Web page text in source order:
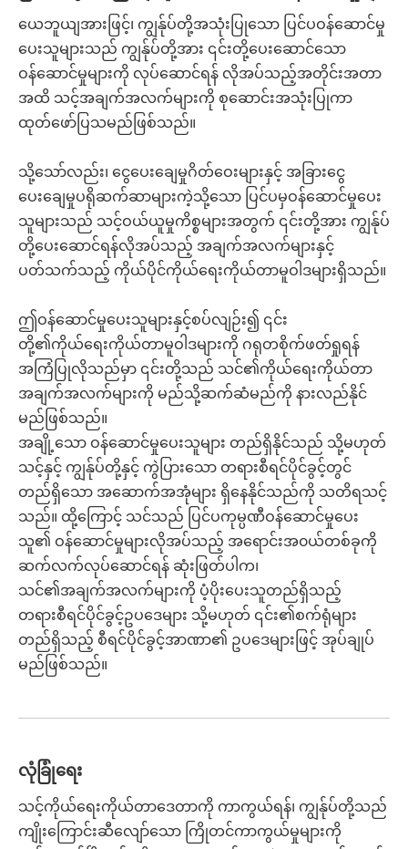
ယေဘူယျအားဖြင့်၊ ကျွန်ုပ်တို့အသုံးပြုသော ပြင်ပဝန်ဆောင်မှု
ပေးသူများသည် ကျွန်ုပ်တို့အား ၎င်းတို့ပေးဆောင်သော
ဝန်ဆောင်မှုများကို လုပ်ဆောင်ရန် လိုအပ်သည့်အတိုင်းအတာ
အထိ သင့်အချက်အလက်များကို စုဆောင်းအသုံးပြုကာ
ထုတ်ဖော်ပြသမည်ဖြစ်သည်။
သို့သော်လည်း၊ ငွေပေးချေမှုဂိတ်ဝေးများနှင့် အခြားငွေ
ပေးချေမှုပရိုဆက်ဆာများကဲ့သို့သော ပြင်ပမှဝန်ဆောင်မှုပေး
သူများသည် သင့်ဝယ်ယူမှုကိစ္စများအတွက် ၎င်းတို့အား ကျွန်ုပ်
တို့ပေးဆောင်ရန်လိုအပ်သည့် အချက်အလက်များနှင့်
ပတ်သက်သည့် ကိုယ်ပိုင်ကိုယ်ရေးကိုယ်တာမူဝါဒများရှိသည်။
ဤဝန်ဆောင်မှုပေးသူများနှင့်စပ်လျဉ်း၍ ၎င်း
တို့၏ကိုယ်ရေးကိုယ်တာမူဝါဒများကို ဂရုတစိုက်ဖတ်ရှုရန်
အကြံပြုလိုသည်မှာ ၎င်းတို့သည် သင်၏ကိုယ်ရေးကိုယ်တာ
အချက်အလက်များကို မည်သို့ဆက်ဆံမည်ကို နားလည်နိုင်
မည်ဖြစ်သည်။
အချို့သော ဝန်ဆောင်မှုပေးသူများ တည်ရှိနိုင်သည် သို့မဟုတ်
သင့်နှင့် ကျွန်ုပ်တို့နှင့် ကွဲပြားသော တရားစီရင်ပိုင်ခွင့်တွင်
တည်ရှိသော အဆောက်အအုံများ ရှိနေနိုင်သည်ကို သတိရသင့်
သည်။ ထို့ကြောင့် သင်သည် ပြင်ပကုမ္ပဏီဝန်ဆောင်မှုပေး
သူ၏ ဝန်ဆောင်မှုများလိုအပ်သည့် အရောင်းအ၀ယ်တစ်ခုကို
ဆက်လက်လုပ်ဆောင်ရန် ဆုံးဖြတ်ပါက၊
သင်၏အချက်အလက်များကို ပံ့ပိုးပေးသူတည်ရှိသည့်
တရားစီရင်ပိုင်ခွင့်ဥပဒေများ သို့မဟုတ် ၎င်း၏စက်ရုံများ
တည်ရှိသည့် စီရင်ပိုင်ခွင့်အာဏာ၏ ဥပဒေများဖြင့် အုပ်ချုပ်
မည်ဖြစ်သည်။
လုံခြုံရေး
သင့်ကိုယ်ရေးကိုယ်တာဒေတာကို ကာကွယ်ရန်၊ ကျွန်ုပ်တို့သည်
ကျိုးကြောင်းဆီလျော်သော ကြိုတင်ကာကွယ်မှုများကို